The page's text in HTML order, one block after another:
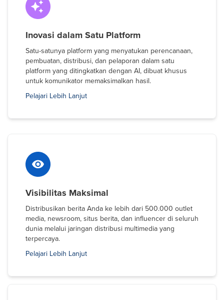
Inovasi dalam Satu Platform
Satu-satunya platform yang menyatukan perencanaan,
pembuatan, distribusi, dan pelaporan dalam satu
platform yang ditingkatkan dengan AI, dibuat khusus
untuk komunikator memaksimalkan hasil.
Pelajari Lebih Lanjut
Visibilitas Maksimal
Distribusikan berita Anda ke lebih dari 500.000 outlet
media, newsroom, situs berita, dan influencer di seluruh
dunia melalui jaringan distribusi multimedia yang
terpercaya.
Pelajari Lebih Lanjut